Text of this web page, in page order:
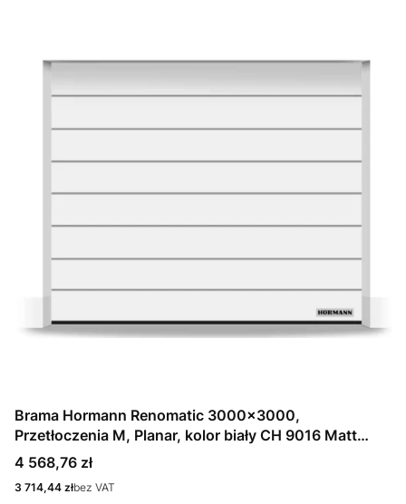
Brama Hormann Renomatic 3000x3000,
Przetłoczenia M, Planar, kolor biały CH 9016 Matt
deluxe + Prowadzenie N
Cena
4 568,76 zł
Cena
3 714,44 złbez VAT